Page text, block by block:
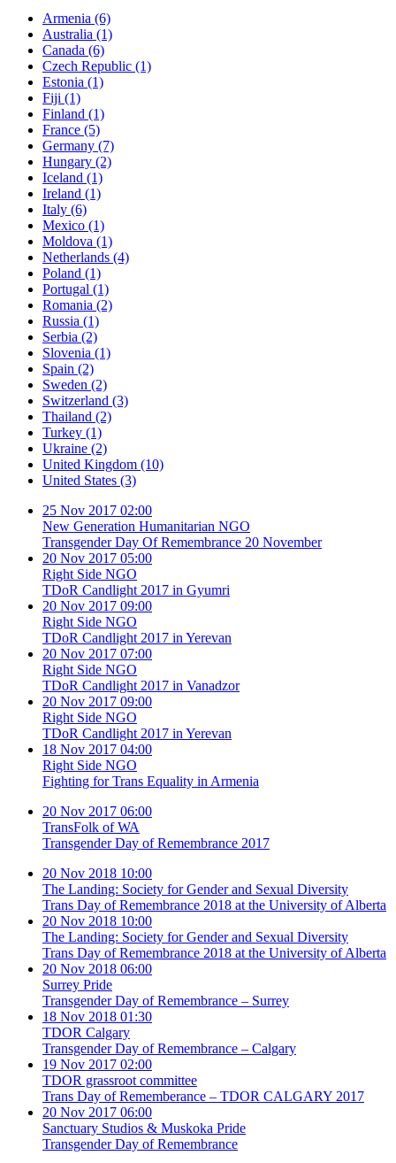
Armenia (6)
Australia (1)
Canada (6)
Czech Republic (1)
Estonia (1)
Fiji (1)
Finland (1)
France (5)
Germany (7)
Hungary (2)
Iceland (1)
Ireland (1)
Italy (6)
Mexico (1)
Moldova (1)
Netherlands (4)
Poland (1)
Portugal (1)
Romania (2)
Russia (1)
Serbia (2)
Slovenia (1)
Spain (2)
Sweden (2)
Switzerland (3)
Thailand (2)
Turkey (1)
Ukraine (2)
United Kingdom (10)
United States (3)
25 Nov 2017 02:00
New Generation Humanitarian NGO
Transgender Day Of Remembrance 20 November
20 Nov 2017 05:00
Right Side NGO
TDoR Candlight 2017 in Gyumri
20 Nov 2017 09:00
Right Side NGO
TDoR Candlight 2017 in Yerevan
20 Nov 2017 07:00
Right Side NGO
TDoR Candlight 2017 in Vanadzor
20 Nov 2017 09:00
Right Side NGO
TDoR Candlight 2017 in Yerevan
18 Nov 2017 04:00
Right Side NGO
Fighting for Trans Equality in Armenia
20 Nov 2017 06:00
TransFolk of WA
Transgender Day of Remembrance 2017
20 Nov 2018 10:00
The Landing: Society for Gender and Sexual Diversity
Trans Day of Remembrance 2018 at the University of Alberta
20 Nov 2018 10:00
The Landing: Society for Gender and Sexual Diversity
Trans Day of Remembrance 2018 at the University of Alberta
20 Nov 2018 06:00
Surrey Pride
Transgender Day of Remembrance – Surrey
18 Nov 2018 01:30
TDOR Calgary
Transgender Day of Remembrance – Calgary
19 Nov 2017 02:00
TDOR grassroot committee
Trans Day of Rememberance – TDOR CALGARY 2017
20 Nov 2017 06:00
Sanctuary Studios & Muskoka Pride
Transgender Day of Remembrance